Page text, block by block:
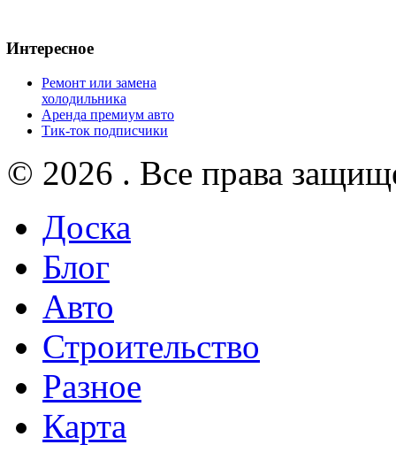
Интересное
Ремонт или замена
холодильника
Аренда премиум авто
Тик-ток подписчики
© 2026 . Все права
Доска
Блог
Авто
Строительство
Разное
Карта